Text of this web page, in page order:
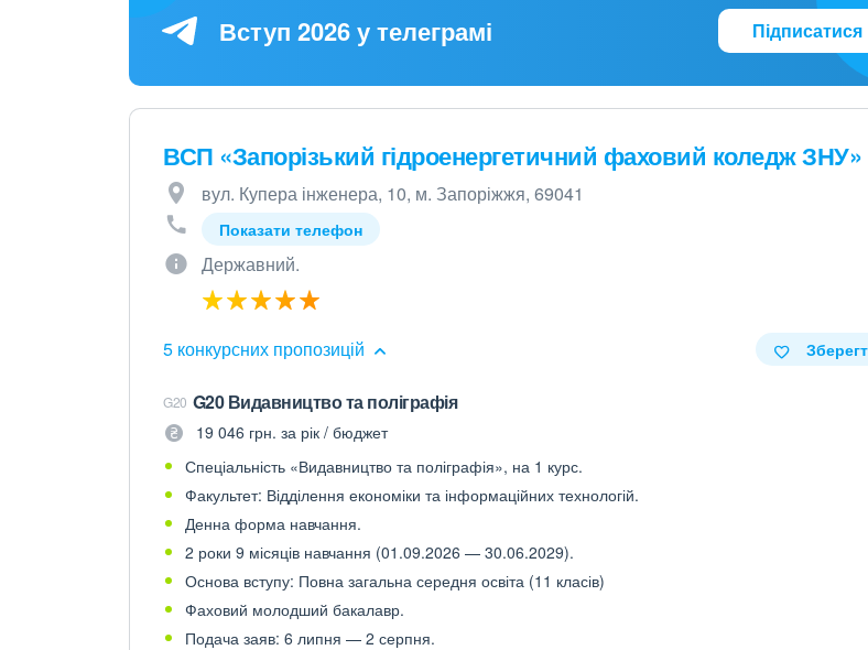
Вступ 2026 у телеграмі Підписатися
ВСП «Запорізький гідроенергетичний фаховий коледж ЗНУ»
вул. Купера інженера, 10, м. Запоріжжя, 69041
Показати телефон
Державний.
5 конкурсних пропозицій
G20 G20 Видавництво та поліграфія
19 046 грн. за рік / бюджет
Спеціальність «Видавництво та поліграфія», на 1 курс.
Факультет: Відділення економіки та інформаційних технологій.
Денна форма навчання.
2 роки 9 місяців навчання (01.09.2026 — 30.06.2029).
Основа вступу: Повна загальна середня освіта (11 класів)
Фаховий молодший бакалавр.
Подача заяв: 6 липня — 2 серпня.